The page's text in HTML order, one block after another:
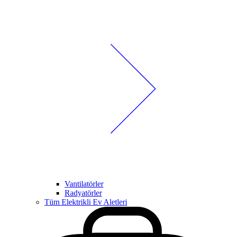
Vantilatörler
Radyatörler
Tüm Elektrikli Ev Aletleri